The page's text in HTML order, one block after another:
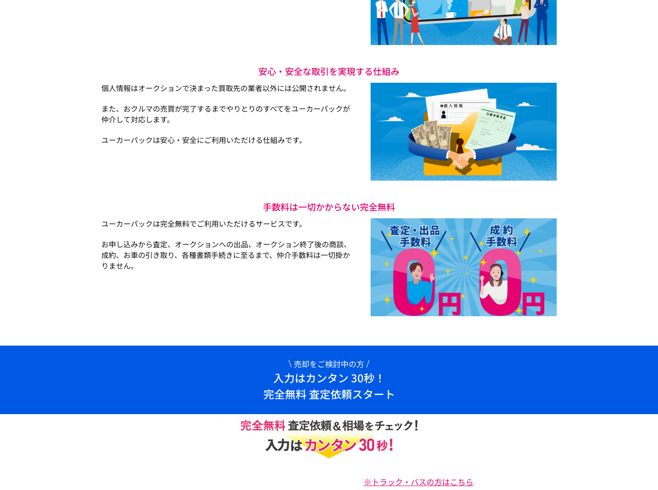
安心・安全な取引を実現する仕組み
個人情報はオークションで決まった買取先の業者以外には公開されません。
また、おクルマの売買が完了するまでやりとりのすべてをユーカーパックが
仲介して対応します。
ユーカーパックは安心・安全にご利用いただける仕組みです。
手数料は一切かからない完全無料
ユーカーパックは完全無料でご利用いただけるサービスです。
お申し込みから査定、オークションへの出品、オークション終了後の商談、
成約、お車の引き取り、各種書類手続きに至るまで、仲介手数料は一切掛か
りません。
売却をご検討中の方
入力はカンタン 30秒！
完全無料 査定依頼スタート
※トラック・バスの方はこちら